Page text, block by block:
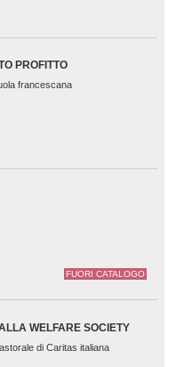
PROFITTO
francescana
FUORI CATALOGO
WELFARE SOCIETY
di Caritas italiana